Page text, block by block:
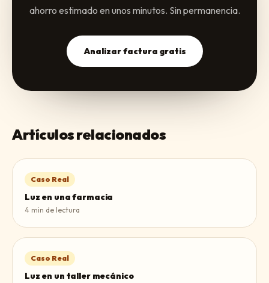
ahorro estimado en unos minutos. Sin permanencia.
Analizar factura gratis
Artículos relacionados
Caso Real
Luz en una farmacia
4 min de lectura
Caso Real
Luz en un taller mecánico